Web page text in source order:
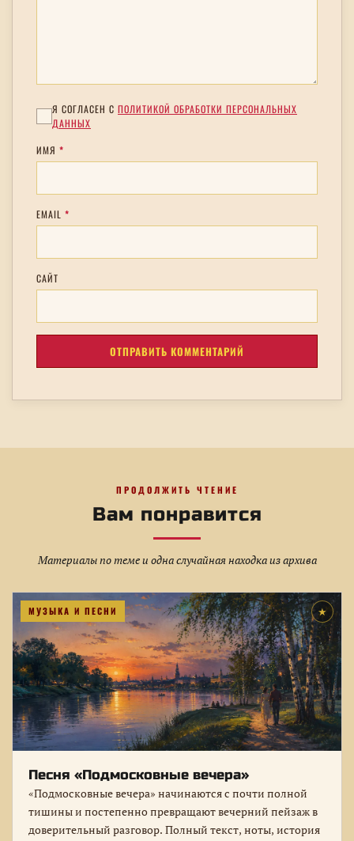
Я СОГЛАСЕН С ПОЛИТИКОЙ ОБРАБОТКИ ПЕРСОНАЛЬНЫХ
ДАННЫХ
ИМЯ *
EMAIL *
САЙТ
ПРОДОЛЖИТЬ ЧТЕНИЕ
Вам понравится
Материалы по теме и одна случайная находка из архива
МУЗЫКА И ПЕСНИ ★
Песня «Подмосковные вечера»
«Подмосковные вечера» начинаются с почти полной
тишины и постепенно превращают вечерний пейзаж в
доверительный разговор. Полный текст, ноты, история